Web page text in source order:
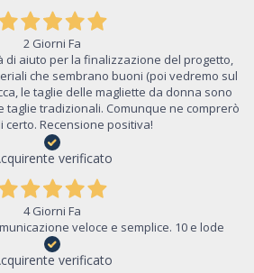
2 Giorni Fa
di aiuto per la finalizzazione del progetto,
che sembrano buoni (poi vedremo sul
le taglie delle magliette da donna sono
taglie tradizionali. Comunque ne comprerò
certo. Recensione positiva!
verificato
4 Giorni Fa
veloce e semplice. 10 e lode
verificato